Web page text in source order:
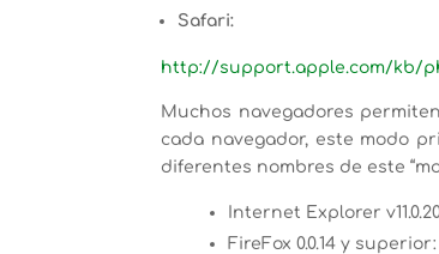
Safari:
http://support.apple.com/kb/
Muchos navegadores
cada navegador, este modo
diferentes nombres de este
Internet Explorer
FireFox 0.0.14 y